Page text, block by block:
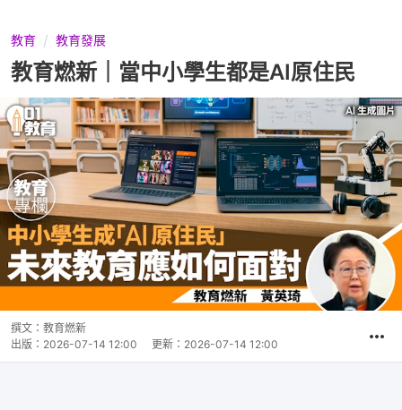
教育 教育發展
教育燃新｜當中小學生都是AI原住民
撰文： 教育燃新
出版： 2026-07-14 12:00 更新： 2026-07-14 12:00